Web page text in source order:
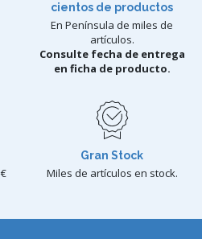
cientos de productos
En Península de miles de
artículos.
Consulte fecha de entrega
en ficha de producto.
Gran Stock
Miles de artículos en stock.